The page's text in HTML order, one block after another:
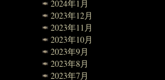
2024年1月
2023年12月
2023年11月
2023年10月
2023年9月
2023年8月
2023年7月